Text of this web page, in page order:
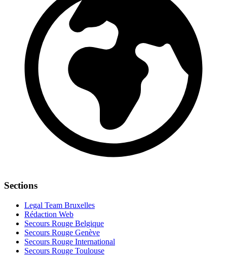
Sections
Legal Team Bruxelles
Rédaction Web
Secours Rouge Belgique
Secours Rouge Genève
Secours Rouge International
Secours Rouge Toulouse